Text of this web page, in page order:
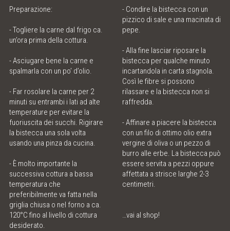
POLENTA TABLE
CONTATTO & ORARI D'APERTURA
Preparazione:
- Togliere la carne dal frigo ca.
un’ora prima della cottura.
- Asciugare bene la carne e
spalmarla con un po’ d’olio.
- Far rosolare la carne per 2
minuti su entrambi i lati ad alte
temperature per evitare la
fuoriuscita dei succhi. Rigirare
la bistecca una sola volta
usando una pinza da cucina.
- È molto importante la
successiva cottura a bassa
temperatura che
preferibilmente va fatta nella
griglia chiusa o nel forno a ca.
120°C fino al livello di cottura
desiderato.
- Condire la bistecca con un
pizzico di sale e una macinata di
pepe.
- Alla fine lasciar riposare la
bistecca per qualche minuto
incartandola in carta stagnola.
Così le fibre si possono
rilassare e la bistecca non si
raffredda.
- Affinare a piacere la bistecca
con un filo di ottimo olio extra
vergine di oliva o un pezzo di
burro alle erbe. La bistecca può
essere servita a pezzi oppure
affettata a strisce larghe 2-3
centimetri.
…vai al shop!